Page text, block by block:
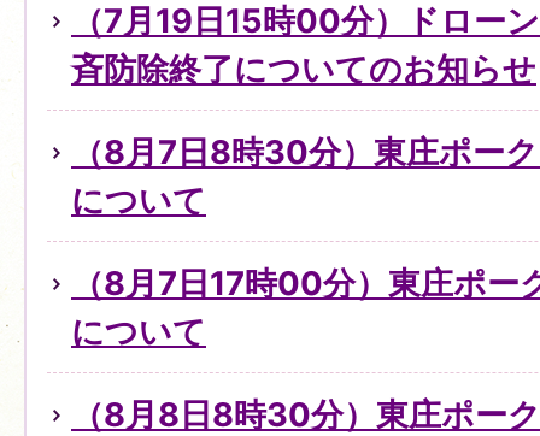
（7月19日15時00分）ドロー
斉防除終了についてのお知らせ
（8月7日8時30分）東庄ポー
について
（8月7日17時00分）東庄ポ
について
（8月8日8時30分）東庄ポー